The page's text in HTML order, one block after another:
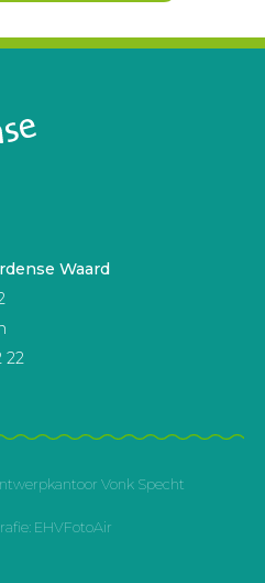
Waard
22
Vonk Specht
EHVFotoAir